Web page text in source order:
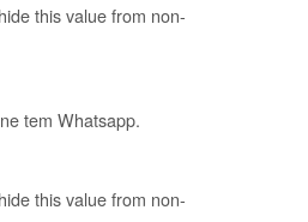
this value from non-
tem Whatsapp.
this value from non-